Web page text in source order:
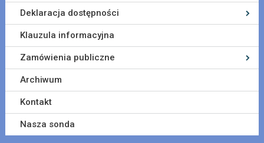
Deklaracja dostępności
Klauzula informacyjna
Zamówienia publiczne
Archiwum
Kontakt
Nasza sonda